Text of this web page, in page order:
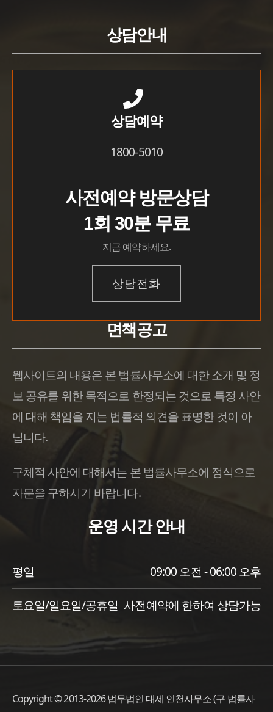
면책공고
웹사이트의 내용은 본 법률사무소에 대한 소개 및 정
보 공유를 위한 목적으로 한정되는 것으로 특정 사안
에 대해 책임을 지는 법률적 의견을 표명한 것이 아
닙니다.
구체적 사안에 대해서는 본 법률사무소에 정식으로
자문을 구하시기 바랍니다.
운영 시간 안내
평일 09:00 오전 - 06:00 오후
토요일/일요일/공휴일 사전예약에 한하여 상담가능
상담안내
상담예약
1800-5010
사전예약 방문상담
1회 30분 무료
지금 예약하세요.
상담전화
Copyright © 2013-2026 법무법인 대세 인천사무소 (구 법률사